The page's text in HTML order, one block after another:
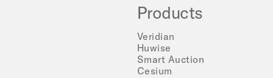
Products
Veridian
Huwise
Smart Auction
Cesium